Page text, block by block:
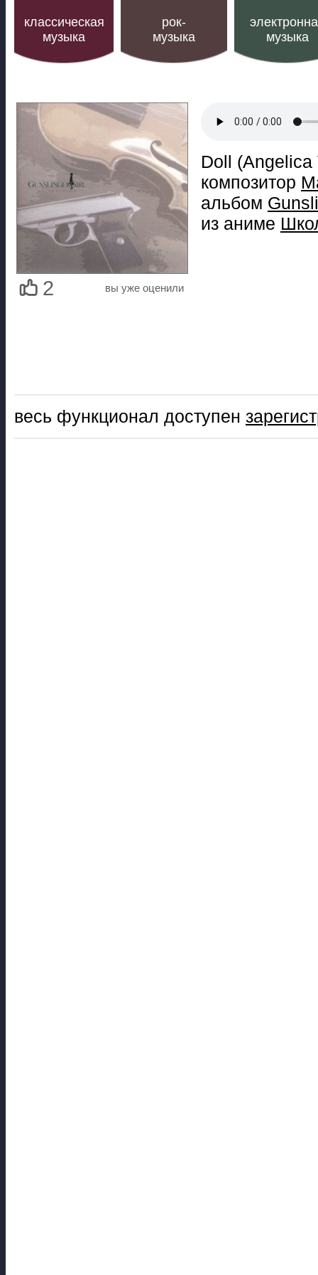
классическая
музыка
рок-
музыка
музыка
2 вы уже оценили
Doll (Angelica
композитор
альбом
из аниме
весь функционал доступен